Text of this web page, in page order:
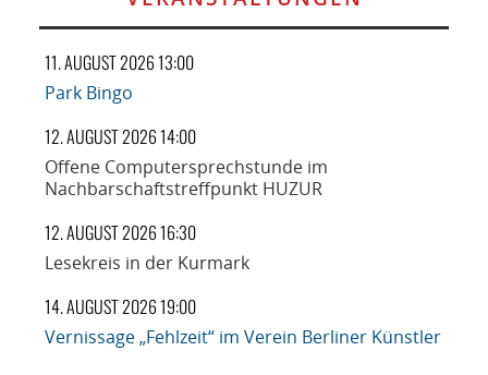
11. AUGUST 2026 13:00
Park Bingo
12. AUGUST 2026 14:00
Offene Computersprechstunde im
Nachbarschaftstreffpunkt HUZUR
12. AUGUST 2026 16:30
Lesekreis in der Kurmark
14. AUGUST 2026 19:00
Vernissage „Fehlzeit“ im Verein Berliner Künstler